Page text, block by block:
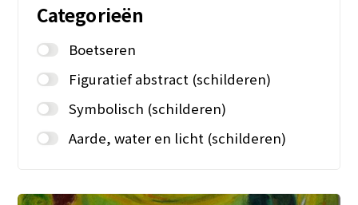
Categorieën
Boetseren
Figuratief abstract (schilderen)
Symbolisch (schilderen)
Aarde, water en licht (schilderen)